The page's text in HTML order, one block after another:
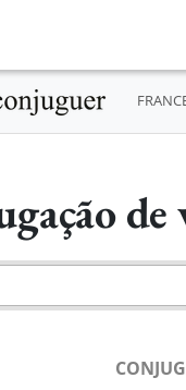
de